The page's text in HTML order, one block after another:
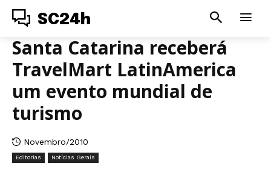
SC24h
Santa Catarina receberá
TravelMart LatinAmerica
um evento mundial de
turismo
Novembro/2010
Editorias Notícias Gerais